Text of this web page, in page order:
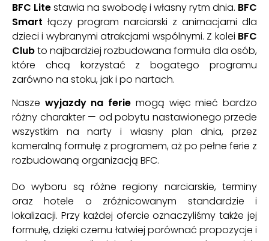
BFC Litestawia na swobodę i własny rytm dnia. BFC
Smart łączy program narciarski z animacjami dla
dzieci i wybranymi atrakcjami wspólnymi. Z kolei BFC
Clubto najbardziej rozbudowana formuła dla osób,
które chcą korzystać z bogatego programu
zarówno na stoku, jak i po nartach.
Nasze wyjazdy na ferie mogą więc mieć bardzo
różny charakter — od pobytu nastawionego przede
wszystkim na narty i własny plan dnia, przez
kameralną formułę z programem, aż po pełne ferie z
rozbudowaną organizacją BFC.
Do wyboru są różne regiony narciarskie, terminy
oraz hotele o zróżnicowanym standardzie i
lokalizacji. Przy każdej ofercie oznaczyliśmy także jej
formułę, dzięki czemu łatwiej porównać propozycje i